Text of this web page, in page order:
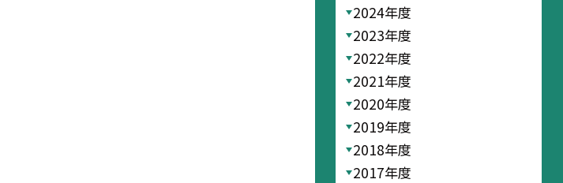
2024年度
2023年度
2022年度
2021年度
2020年度
2019年度
2018年度
2017年度